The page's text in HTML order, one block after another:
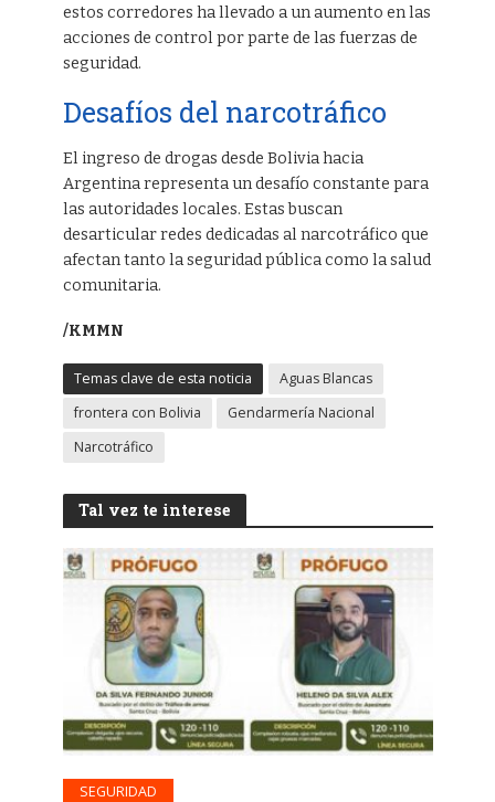
estos corredores ha llevado a un aumento en las
acciones de control por parte de las fuerzas de
seguridad.
Desafíos del narcotráfico
El ingreso de drogas desde Bolivia hacia
Argentina representa un desafío constante para
las autoridades locales. Estas buscan
desarticular redes dedicadas al narcotráfico que
afectan tanto la seguridad pública como la salud
comunitaria.
/KMMN
Temas clave de esta noticia
Aguas Blancas
frontera con Bolivia
Gendarmería Nacional
Narcotráfico
Tal vez te interese
SEGURIDAD